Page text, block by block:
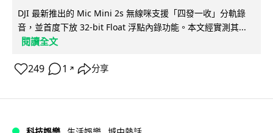
DJI 最新推出的 Mic Mini 2s 無線咪支援「四發一收」分軌錄
音，並首度下放 32-bit Float 浮點內錄功能。本文經實測其...
閱讀全文
249 1 ↗ 分享